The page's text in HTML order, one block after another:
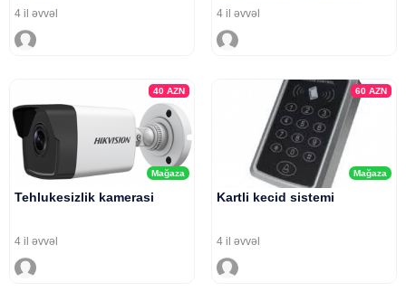
4 il əvvəl 4 il əvvəl
Mağaza
40AZN
Tehlukesizlik kamerasi
4 il əvvəl
Mağaza
60 AZN
Kartli kecid sistemi
4 il əvvəl